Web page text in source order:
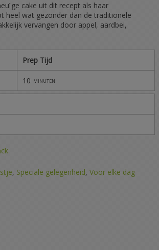
cake uit dit recept als haar
heel wat gezonder dan de traditionele
vervangen door appel, aardbei,
Prep Tijd
10 minuten
, Speciale gelegenheid, Voor elke dag